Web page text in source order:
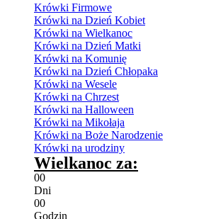
Krówki Firmowe
Krówki na Dzień Kobiet
Krówki na Wielkanoc
Krówki na Dzień Matki
Krówki na Komunię
Krówki na Dzień Chłopaka
Krówki na Wesele
Krówki na Chrzest
Krówki na Halloween
Krówki na Mikołaja
Krówki na Boże Narodzenie
Krówki na urodziny
Wielkanoc za:
00
Dni
00
Godzin